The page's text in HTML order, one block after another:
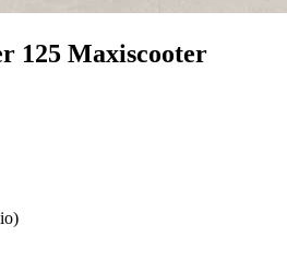
125 Maxiscooter